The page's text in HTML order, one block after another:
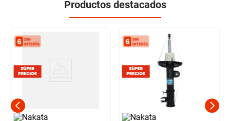
Productos destacados